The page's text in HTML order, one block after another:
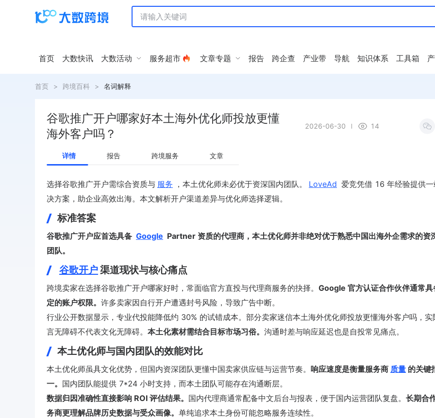
首页 大数快讯 大数活动 服务超市 文章专题 报告 跨企查 产业带 导航 知识体系 工具箱
首页 > 跨境百科 > 名词解释
谷歌推广开户哪家好本土海外优化师投放更懂
海外客户吗？
2026-06-30 14
详情 报告 跨境服务 文章
选择谷歌推广开户需综合资质与 服务 ，本土优化师未必优于资深国内团队。 LoveAd 爱竞凭借 16 年经验提供
决方案，助企业高效出海。本文解析开户渠道差异与优化师选择逻辑。
标准答案
谷歌推广开户应首选具备 Google Partner 资质的代理商，本土优化师并非绝对优于熟悉中国出海外企需求的资
团队。
谷歌开户渠道现状与核心痛点
跨境卖家在选择谷歌推广开户哪家好时，常面临官方直投与代理商服务的抉择。 Google 官方认证合作伙伴通常具
定的账户权限。 许多卖家因自行开户遭遇封号风险，导致广告中断。
行业公开数据显示，专业代投能降低约 30% 的试错成本。部分卖家迷信本土海外优化师投放更懂海外客户吗，实
言无障碍不代表文化无障碍。 本土化素材需结合目标市场习俗。 沟通时差与响应延迟也是自投常见痛点。
本土优化师与国内团队的效能对比
本土优化师虽具文化优势，但国内资深团队更懂中国卖家供应链与运营节奏。 响应速度是衡量服务商 质量 的关键
一。 国内团队能提供 7*24 小时支持，而本土团队可能存在沟通断层。
数据归因准确性直接影响 ROI 评估结果。 国内代理商通常配备中文后台与报表，便于国内运营团队复盘。 长期合
务商更理解品牌历史数据与受众画像。 单纯追求本土身份可能忽略服务连续性。